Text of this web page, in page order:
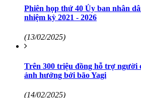
Phiên họp thứ 40 Ủy ban nhân
nhiệm kỳ 2021 - 2026
(13/02/2025)
Trên 300 triệu đồng hỗ trợ người
ảnh hưởng bởi bão Yagi
(14/02/2025)